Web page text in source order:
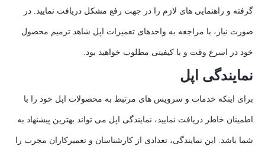
گرفته و راهنمایی های لازم را در جهت رفع مشکل دریافت نمایید. در
صورت نیاز، با مراجعه به واحدهای تعمیرات اپل شاهد ترمیم محصول
خود در اسرع وقت و با کیفیتی مطلوب خواهید بود.
نمایندگی اپل
برای اینکه خدمات و سرویس های مرتبط به محصولات اپل خود را با
اطمینان خاطر دریافت نمایید، نمایندگی اپل می تواند بهترین پیشنهاد به
شما باشد. این نمایندگی، تعدادی از کارشناسان و تعمیرکاران مجرب را